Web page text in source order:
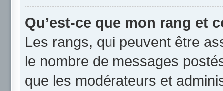
Qu’est-ce que mon rang et
Les rangs, qui peuvent être
le nombre de messages
que les modérateurs et